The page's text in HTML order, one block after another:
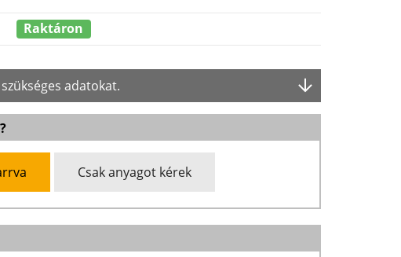
Raktáron
adatokat.
Csak anyagot kérek